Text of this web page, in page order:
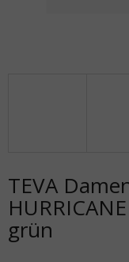
TEVA
grün